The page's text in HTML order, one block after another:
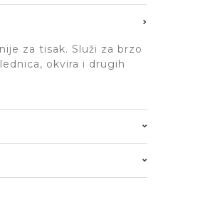
za tisak. Služi za brzo
okvira i drugih